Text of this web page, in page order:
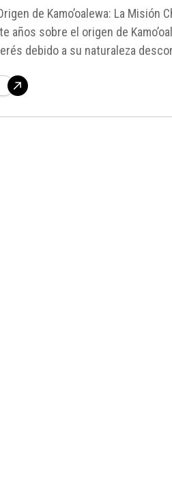
de Kamo’oalewa: La
años sobre el origen de
debido a su naturaleza